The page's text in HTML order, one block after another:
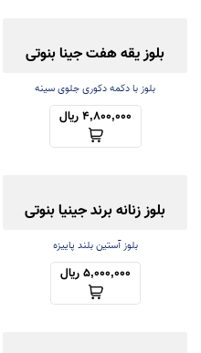
بلوز یقه هفت جینا بنوتی
بلوز با دکمه دکوری جلوی سینه
4,800,000 ریال
بلوز زنانه برند جینیا بنوتی
بلوز آستین بلند پاییزه
5,000,000 ریال